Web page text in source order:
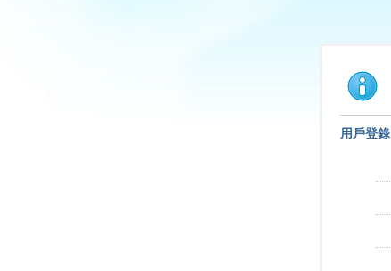
用戶登錄